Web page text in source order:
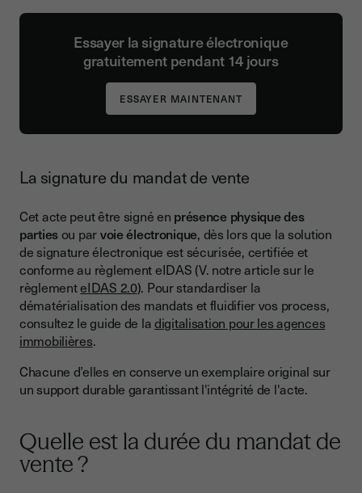
Essayer la signature électronique
gratuitement pendant 14 jours
La signature du mandat de vente
Cet acte peut être signé en présence physique des
partiesou parvoie électronique, dès lors que la solution
de signature électronique est sécurisée, certifiée et
conforme au règlement eIDAS (V. notre article sur le
règlementeIDAS 2.0). Pour standardiser la
dématérialisation des mandats et fluidifier vos process,
consultez le guide de ladigitalisation pour les agences
immobilières.
Chacune d’elles en conserve un exemplaire original sur
un support durable garantissant l'intégrité de l'acte.
Quelle est la durée du mandat de
vente ?